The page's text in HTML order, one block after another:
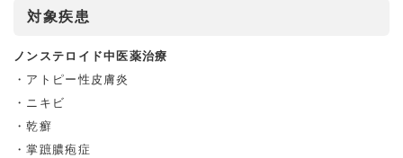
対象疾患
ノンステロイド中医薬治療
アトピー性⽪膚炎
ニキビ
乾癬
掌蹠膿疱症